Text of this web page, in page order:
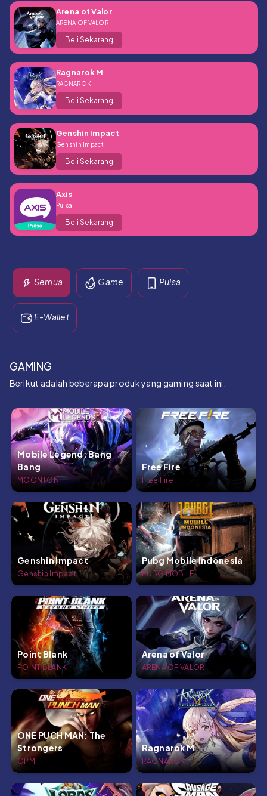
Arena of Valor
ARENA OF VALOR
Beli Sekarang
Ragnarok M
RAGNAROK
Beli Sekarang
Genshin Impact
Genshin Impact
Beli Sekarang
Axis
Pulsa
Beli Sekarang
Semua Game Pulsa
E-Wallet
GAMING
Berikut adalah beberapa produk yang gaming saat ini.
Mobile Legend: Bang
Bang
MOONTON
Free Fire
Free Fire
Genshin Impact
Genshin Impact
Pubg Mobile Indonesia
PUBG MOBILE
Point Blank
POINT BLANK
Arena of Valor
ARENA OF VALOR
ONE PUCH MAN: The
Strongers
OPM
Ragnarok M
RAGNAROK